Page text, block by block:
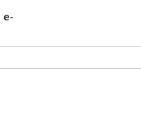
e-